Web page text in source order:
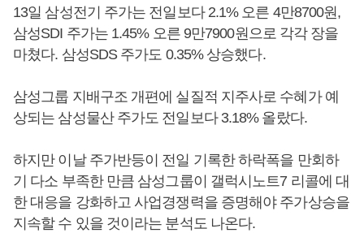
13일 삼성전기 주가는 전일보다 2.1% 오른 4만8700원,
삼성SDI 주가는 1.45% 오른 9만7900원으로 각각 장을
마쳤다. 삼성SDS 주가도 0.35% 상승했다.
삼성그룹 지배구조 개편에 실질적 지주사로 수혜가 예
상되는 삼성물산 주가도 전일보다 3.18% 올랐다.
하지만 이날 주가반등이 전일 기록한 하락폭을 만회하
기 다소 부족한 만큼 삼성그룹이 갤럭시노트7 리콜에 대
한 대응을 강화하고 사업경쟁력을 증명해야 주가상승을
지속할 수 있을 것이라는 분석도 나온다.